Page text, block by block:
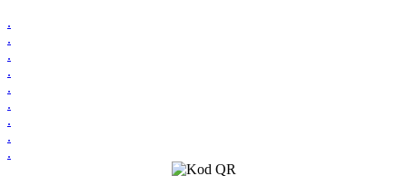
.
.
.
.
.
.
.
.
.